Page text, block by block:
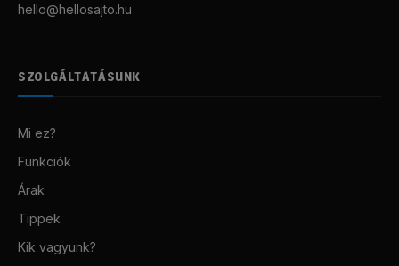
hello@hellosajto.hu
SZOLGÁLTATÁSUNK
Mi ez?
Funkciók
Árak
Tippek
Kik vagyunk?